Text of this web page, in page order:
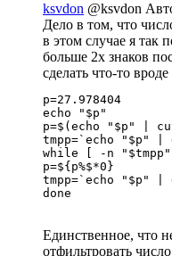
ksvdon @ksvdon
Дело в том, что
в этом случае я так
больше 2х знаков
сделать что-то вроде
p=27.978404
echo "$p"
p=$(echo "$p" |
tmpp=`echo "$p" |
while [ -n
p=${p%$*0}
tmpp=`echo "$p"
done
Единственное, что
отфильтровать